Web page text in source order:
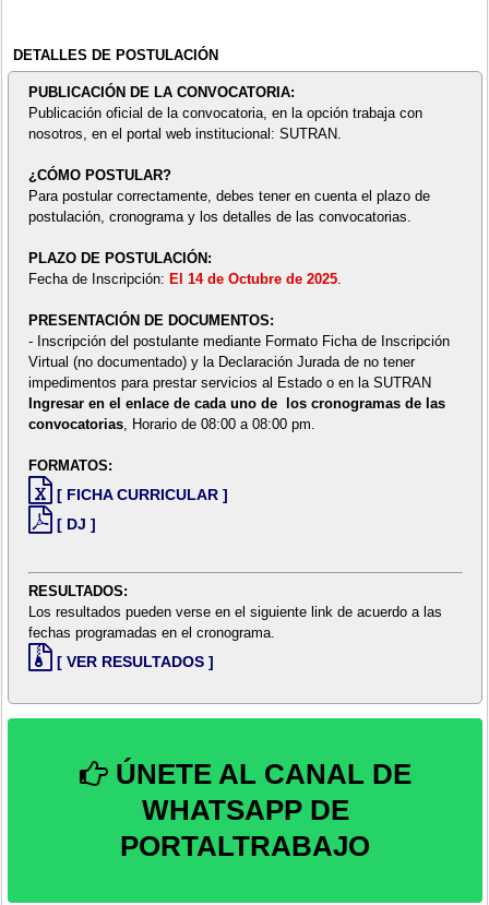
DETALLES DE POSTULACIÓN
PUBLICACIÓN DE LA CONVOCATORIA:
Publicación oficial de la convocatoria, en la opción trabaja con
nosotros, en el portal web institucional: SUTRAN.
¿CÓMO POSTULAR?
Para postular correctamente, debes tener en cuenta el plazo de
postulación, cronograma y los detalles de las convocatorias.
PLAZO DE POSTULACIÓN:
Fecha de Inscripción: El 14 de Octubre de 2025.
PRESENTACIÓN DE DOCUMENTOS:
- Inscripción del postulante mediante Formato Ficha de Inscripción
Virtual (no documentado) y la Declaración Jurada de no tener
impedimentos para prestar servicios al Estado o en la SUTRAN
Ingresar en el enlace de cada uno de los cronogramas de las
convocatorias, Horario de 08:00 a 08:00 pm.
FORMATOS:
[ FICHA CURRICULAR ]
[ DJ ]
RESULTADOS:
Los resultados pueden verse en el siguiente link de acuerdo a las
fechas programadas en el cronograma.
[ VER RESULTADOS ]
ÚNETE AL CANAL DE
WHATSAPP DE
PORTALTRABAJO